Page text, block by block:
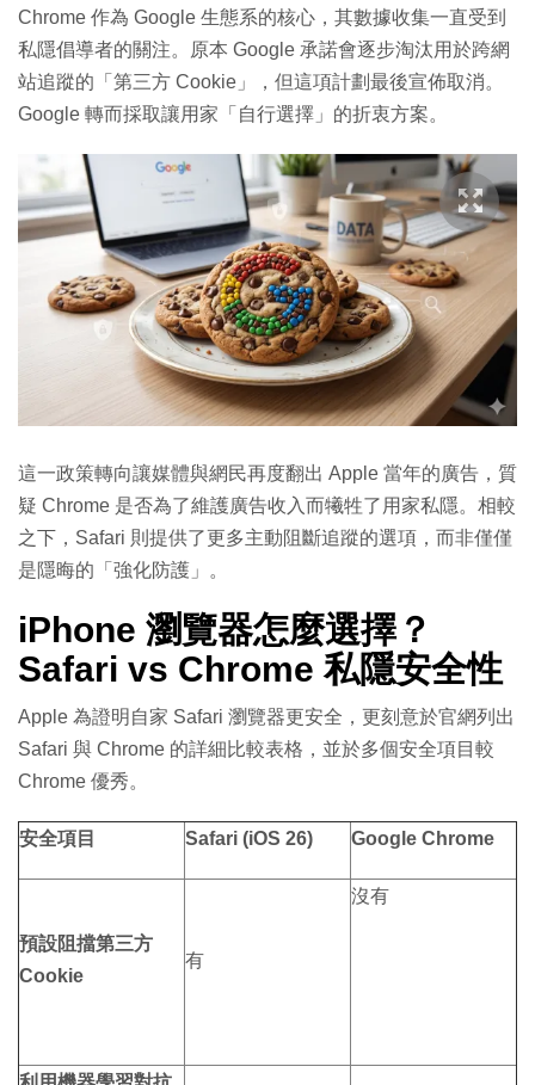
Chrome 作為 Google 生態系的核心，其數據收集一直受到
私隱倡導者的關注。原本 Google 承諾會逐步淘汰用於跨網
站追蹤的「第三方 Cookie」，但這項計劃最後宣佈取消。
Google 轉而採取讓用家「自行選擇」的折衷方案。
這一政策轉向讓媒體與網民再度翻出 Apple 當年的廣告，質
疑 Chrome 是否為了維護廣告收入而犧牲了用家私隱。相較
之下，Safari 則提供了更多主動阻斷追蹤的選項，而非僅僅
是隱晦的「強化防護」。
iPhone 瀏覽器怎麼選擇？
Safari vs Chrome 私隱安全性
Apple 為證明自家 Safari 瀏覽器更安全，更刻意於官網列出
Safari 與 Chrome 的詳細比較表格，並於多個安全項目較
Chrome 優秀。
安全項目 Safari (iOS 26) Google Chrome
預設阻擋第三方
Cookie
有
沒有